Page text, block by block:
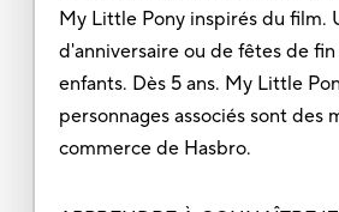
My Little Pony inspirés du film.
d'anniversaire ou de fêtes de
enfants. Dès 5 ans. My Little
personnages associés sont des
commerce de Hasbro.